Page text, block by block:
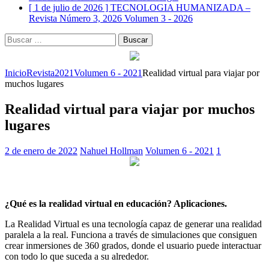
[ 1 de julio de 2026 ] TECNOLOGIA HUMANIZADA –
Revista Número 3, 2026 Volumen 3 - 2026
Buscar:
InicioRevista2021Volumen 6 - 2021Realidad virtual para viajar por
muchos lugares
Realidad virtual para viajar por muchos
lugares
2 de enero de 2022 Nahuel Hollman Volumen 6 - 2021 1
¿Qué es la realidad virtual en educación? Aplicaciones.
La Realidad Virtual es una tecnología capaz de generar una realidad
paralela a la real. Funciona a través de simulaciones que consiguen
crear inmersiones de 360 grados, donde el usuario puede interactuar
con todo lo que suceda a su alrededor.